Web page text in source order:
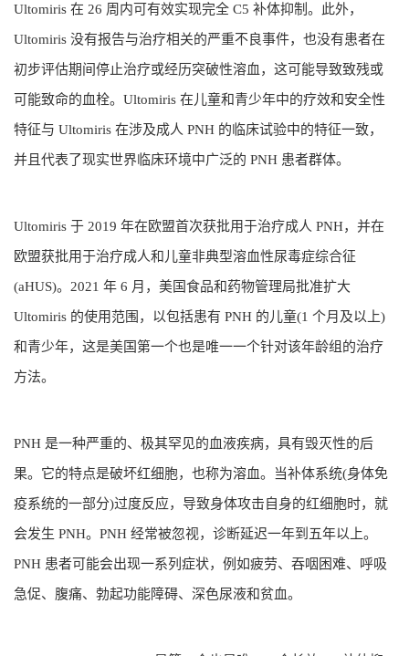
Ultomiris 在 26 周内可有效实现完全 C5 补体抑制。此外，
Ultomiris 没有报告与治疗相关的严重不良事件，也没有患者在
初步评估期间停止治疗或经历突破性溶血，这可能导致致残或
可能致命的血栓。Ultomiris 在儿童和青少年中的疗效和安全性
特征与 Ultomiris 在涉及成人 PNH 的临床试验中的特征一致，
并且代表了现实世界临床环境中广泛的 PNH 患者群体。
Ultomiris 于 2019 年在欧盟首次获批用于治疗成人 PNH，并在
欧盟获批用于治疗成人和儿童非典型溶血性尿毒症综合征
(aHUS)。2021 年 6 月，美国食品和药物管理局批准扩大
Ultomiris 的使用范围，以包括患有 PNH 的儿童(1 个月及以上)
和青少年，这是美国第一个也是唯一一个针对该年龄组的治疗
方法。
PNH 是一种严重的、极其罕见的血液疾病，具有毁灭性的后
果。它的特点是破坏红细胞，也称为溶血。当补体系统(身体免
疫系统的一部分)过度反应，导致身体攻击自身的红细胞时，就
会发生 PNH。PNH 经常被忽视，诊断延迟一年到五年以上。
PNH 患者可能会出现一系列症状，例如疲劳、吞咽困难、呼吸
急促、腹痛、勃起功能障碍、深色尿液和贫血。